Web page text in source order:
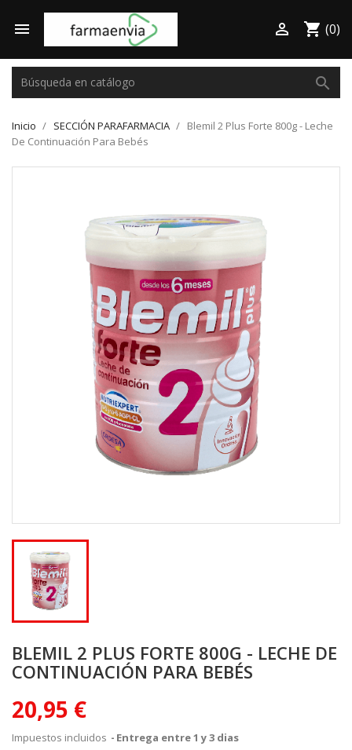
 shopping_cart (0)

search
Inicio SECCIÓN PARAFARMACIA
Blemil 2 Plus Forte 800g - Leche
De Continuación Para Bebés
BLEMIL 2 PLUS FORTE 800G - LECHE DE
CONTINUACIÓN PARA BEBÉS
20,95 €
Impuestos incluidos Entrega entre 1 y 3 dias